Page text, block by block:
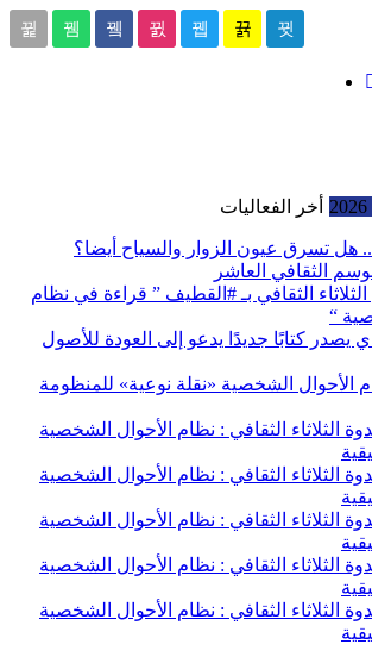
أخر الفعاليات
هل تسرق عيون الزوار والسياح أيضا؟
الثقافي العاشر
الثقافي بـ #القطيف ” قراءة في نظام
“
يصدر كتابًا جديدًا يدعو إلى العودة للأصول
الشخصية «نقلة نوعية» للمنظومة
الثلاثاء الثقافي : نظام الأحوال الشخصية
الثلاثاء الثقافي : نظام الأحوال الشخصية
الثلاثاء الثقافي : نظام الأحوال الشخصية
الثلاثاء الثقافي : نظام الأحوال الشخصية
الثلاثاء الثقافي : نظام الأحوال الشخصية